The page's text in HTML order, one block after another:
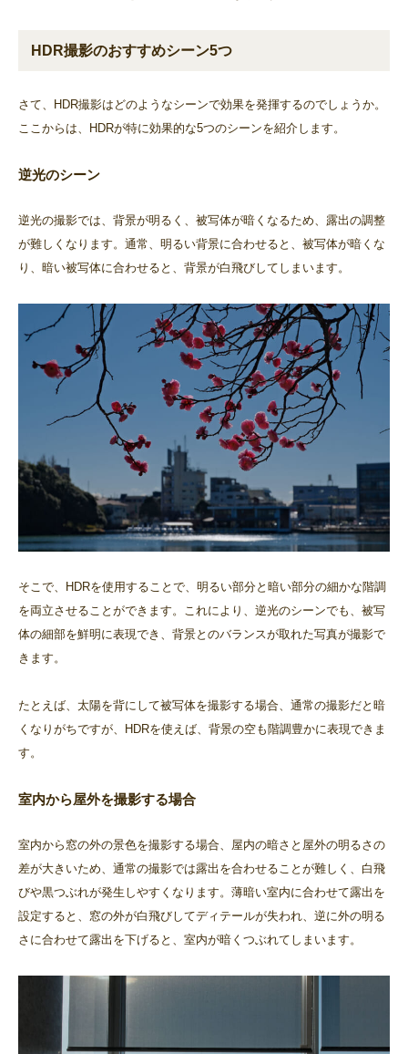
HDR撮影のおすすめシーン5つ
さて、HDR撮影はどのようなシーンで効果を発揮するのでしょうか。
ここからは、HDRが特に効果的な5つのシーンを紹介します。
逆光のシーン
逆光の撮影では、背景が明るく、被写体が暗くなるため、露出の調整
が難しくなります。通常、明るい背景に合わせると、被写体が暗くな
り、暗い被写体に合わせると、背景が白飛びしてしまいます。
そこで、HDRを使用することで、明るい部分と暗い部分の細かな階調
を両立させることができます。これにより、逆光のシーンでも、被写
体の細部を鮮明に表現でき、背景とのバランスが取れた写真が撮影で
きます。
たとえば、太陽を背にして被写体を撮影する場合、通常の撮影だと暗
くなりがちですが、HDRを使えば、背景の空も階調豊かに表現できま
す。
室内から屋外を撮影する場合
室内から窓の外の景色を撮影する場合、屋内の暗さと屋外の明るさの
差が大きいため、通常の撮影では露出を合わせることが難しく、白飛
びや黒つぶれが発生しやすくなります。薄暗い室内に合わせて露出を
設定すると、窓の外が白飛びしてディテールが失われ、逆に外の明る
さに合わせて露出を下げると、室内が暗くつぶれてしまいます。